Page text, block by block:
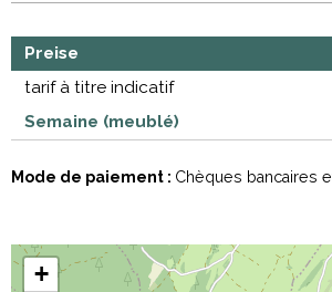
Preise
tarif à titre indicatif
Semaine (meublé)
Mode de paiement : Chèques bancaires
+